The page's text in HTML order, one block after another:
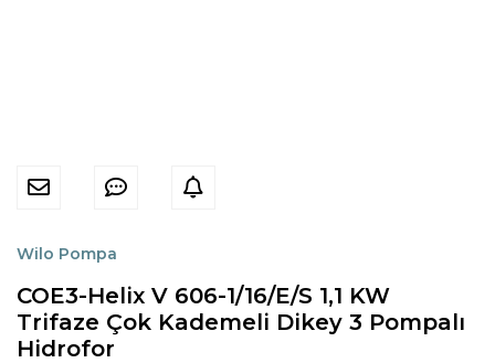
Wilo Pompa
COE3-Helix V 606-1/16/E/S 1,1 KW
Trifaze Çok Kademeli Dikey 3 Pompalı
Hidrofor